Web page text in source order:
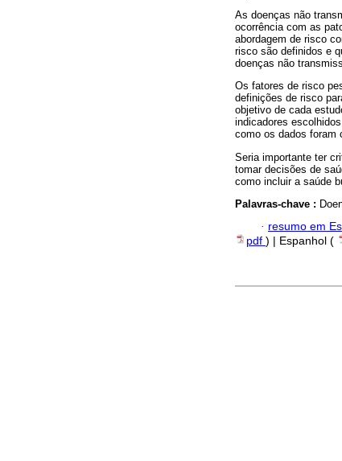
As doenças não
ocorrência com as
abordagem de risco
risco são definidos e
doenças não
Os fatores de risco
definições de risco
objetivo de cada
indicadores
como os dados foram
Seria importante ter
tomar decisões de
como incluir a saúde
Palavras-chave :
· resumo em
pdf ) | Espanhol (